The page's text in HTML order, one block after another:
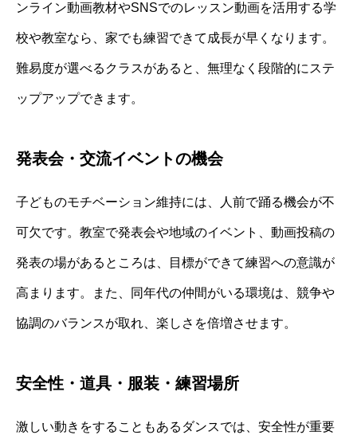
ンライン動画教材やSNSでのレッスン動画を活用する学
校や教室なら、家でも練習できて成長が早くなります。
難易度が選べるクラスがあると、無理なく段階的にステ
ップアップできます。
発表会・交流イベントの機会
子どものモチベーション維持には、人前で踊る機会が不
可欠です。教室で発表会や地域のイベント、動画投稿の
発表の場があるところは、目標ができて練習への意識が
高まります。また、同年代の仲間がいる環境は、競争や
協調のバランスが取れ、楽しさを倍増させます。
安全性・道具・服装・練習場所
激しい動きをすることもあるダンスでは、安全性が重要